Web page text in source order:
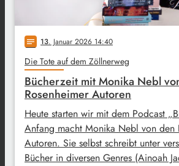
notes 13. Januar 2026 14:40
Die Tote auf dem Zöllnerweg
Bücherzeit mit Monika Nebl
Rosenheimer Autoren
Heute starten wir mit dem Podcast
Anfang macht Monika Nebl von den
Autoren. Sie selbst schreibt unter
Bücher in diversen Genres (Ainoah